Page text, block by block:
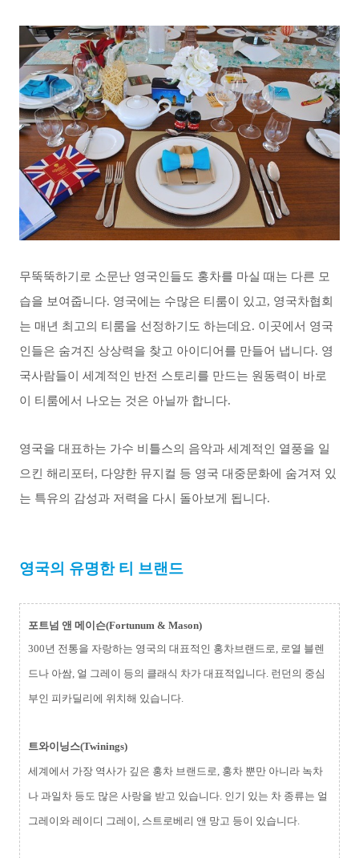
무뚝뚝하기로 소문난 영국인들도 홍차를 마실 때는 다른 모
습을 보여줍니다. 영국에는 수많은 티룸이 있고, 영국차협회
는 매년 최고의 티룸을 선정하기도 하는데요. 이곳에서 영국
인들은 숨겨진 상상력을 찾고 아이디어를 만들어 냅니다. 영
국사람들이 세계적인 반전 스토리를 만드는 원동력이 바로
이 티룸에서 나오는 것은 아닐까 합니다.
영국을 대표하는 가수 비틀스의 음악과 세계적인 열풍을 일
으킨 해리포터, 다양한 뮤지컬 등 영국 대중문화에 숨겨져 있
는 특유의 감성과 저력을 다시 돌아보게 됩니다.
영국의 유명한 티 브랜드
포트넘 앤 메이슨(Fortunum & Mason)
300년 전통을 자랑하는 영국의 대표적인 홍차브랜드로, 로열 블렌
드나 아쌈, 얼 그레이 등의 클래식 차가 대표적입니다. 런던의 중심
부인 피카딜리에 위치해 있습니다.
트와이닝스(Twinings)
세계에서 가장 역사가 깊은 홍차 브랜드로, 홍차 뿐만 아니라 녹차
나 과일차 등도 많은 사랑을 받고 있습니다. 인기 있는 차 종류는 얼
그레이와 레이디 그레이, 스트로베리 앤 망고 등이 있습니다.